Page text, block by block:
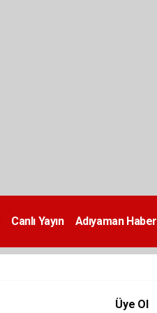
Canlı Yayın Adıyaman Haber
Üye Ol